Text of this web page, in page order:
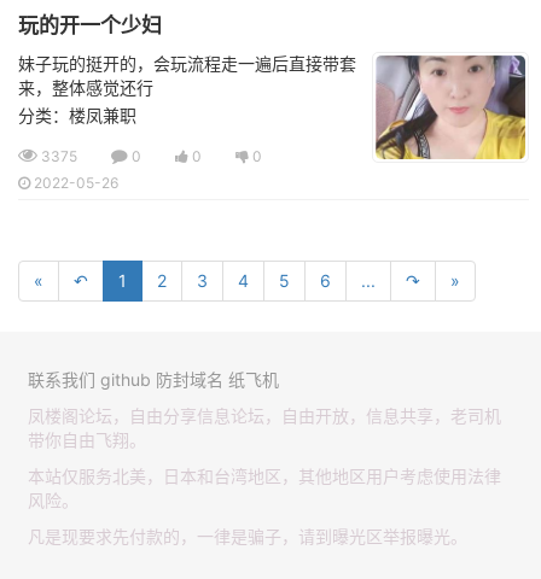
玩的开一个少妇
妹子玩的挺开的，会玩流程走一遍后直接带套
来，整体感觉还行
分类：楼凤兼职
3375 0 0
0
2022-05-26
« ↶ 1 2 3 4 5 6 ... ↷ »
联系我们 github 防封域名 纸飞机
凤楼阁论坛，自由分享信息论坛，自由开放，信息共享，老司机
带你自由飞翔。
本站仅服务北美，日本和台湾地区，其他地区用户考虑使用法律
风险。
凡是现要求先付款的，一律是骗子，请到曝光区举报曝光。